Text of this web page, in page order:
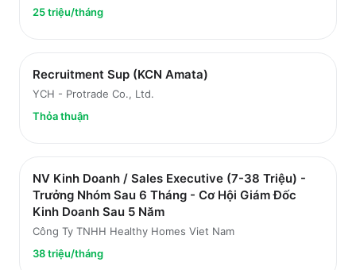
25 triệu/tháng
Recruitment Sup (KCN Amata)
YCH - Protrade Co., Ltd.
Thỏa thuận
NV Kinh Doanh / Sales Executive (7-38 Triệu) -
Trưởng Nhóm Sau 6 Tháng - Cơ Hội Giám Đốc
Kinh Doanh Sau 5 Năm
Công Ty TNHH Healthy Homes Viet Nam
38 triệu/tháng